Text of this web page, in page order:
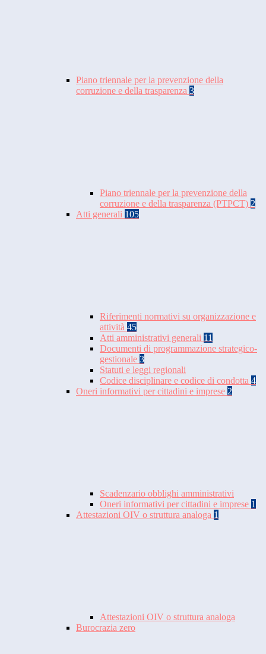
Piano triennale per la prevenzione della
corruzione e della trasparenza 3
Piano triennale per la prevenzione della
corruzione e della trasparenza (PTPCT) 2
Atti generali 105
Riferimenti normativi su organizzazione e
attività 45
Atti amministrativi generali 11
Documenti di programmazione strategico-
gestionale 3
Statuti e leggi regionali
Codice disciplinare e codice di condotta 4
Oneri informativi per cittadini e imprese 2
Scadenzario obblighi amministrativi
Oneri informativi per cittadini e imprese 1
Attestazioni OIV o struttura analoga 1
Attestazioni OIV o struttura analoga
Burocrazia zero